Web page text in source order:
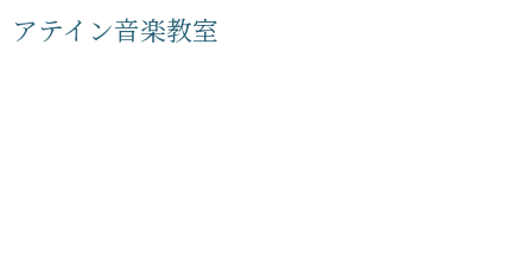
アテイン音楽教室